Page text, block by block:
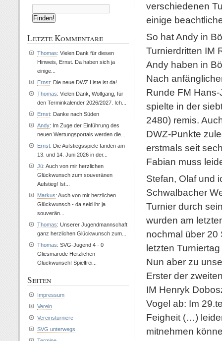
verschiedenen
einige
So hat Andy in
Turnierdritten IM
Andy haben in
Nach
Runde FM
spielte in der
2480) remis.
DWZ-Punkte
erstmals seit
Fabian muss
Stefan, Olaf und
Schwalbacher
Turnier durch
wurden am
nochmal über 20
letzten
Nun aber zu
Erster der
IM Henryk
Vogel ab: Im
Feigheit (…)
mitnehmen
Letzte Kommentare
Thomas: Vielen Dank für diesen
Hinweis, Ernst. Da haben sich ja
einige...
Ernst: Die neue DWZ Liste ist da!
Thomas: Vielen Dank, Wolfgang, für
den Terminkalender 2026/2027. Ich...
Ernst: Danke nach Süden
Andy: Im Zuge der Einführung des
neuen Wertungsportals werden die...
Ernst: Die Aufstiegsspiele fanden am
13. und 14. Juni 2026 in der...
Jü: Auch von mir herzlichen
Glückwunsch zum souveränen
Aufstieg! Ist...
Markus: Auch von mir herzlichen
Glückwunsch - da seid ihr ja
souverän...
Thomas: Unserer Jugendmannschaft
ganz herzlichen Glückwunsch zum...
Thomas: SVG-Jugend 4 - 0
Gliesmarode Herzlichen
Glückwunsch! Spielfrei...
Seiten
Impressum
Verein
Vereinsturniere
SVG unterwegs